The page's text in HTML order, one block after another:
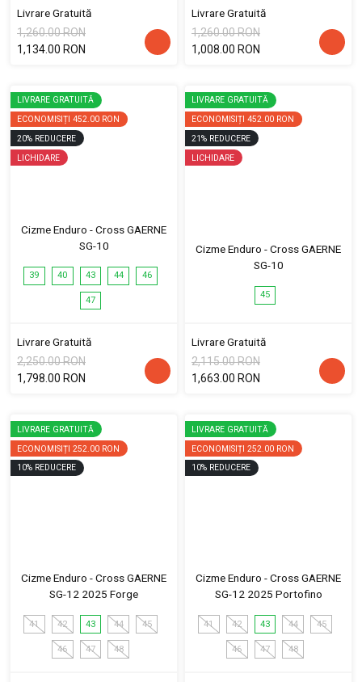
Livrare Gratuită
1,260.00 RON
1,134.00 RON
Livrare Gratuită
1,260.00 RON
1,008.00 RON
LIVRARE GRATUITĂ
ECONOMISIȚI 452.00 RON
20% REDUCERE
LICHIDARE
Cizme Enduro - Cross GAERNE
SG-10
39 40 43 44 46
47
Livrare Gratuită
2,250.00 RON
1,798.00 RON
LIVRARE GRATUITĂ
ECONOMISIȚI 452.00 RON
21% REDUCERE
LICHIDARE
Cizme Enduro - Cross GAERNE
SG-10
45
Livrare Gratuită
2,115.00 RON
1,663.00 RON
LIVRARE GRATUITĂ
ECONOMISIȚI 252.00 RON
10% REDUCERE
Cizme Enduro - Cross GAERNE
SG-12 2025 Forge
41 42 43 44 45
46 47 48
LIVRARE GRATUITĂ
ECONOMISIȚI 252.00 RON
10% REDUCERE
Cizme Enduro - Cross GAERNE
SG-12 2025 Portofino
41 42 43 44 45
46 47 48